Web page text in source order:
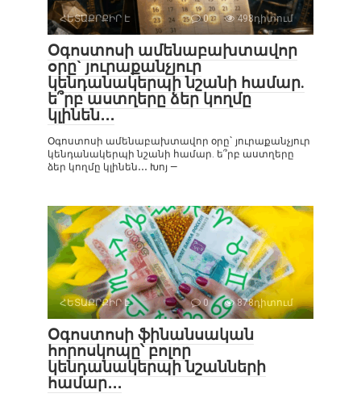
ՀԵՏԱՔՐՔԻՐ Է 0 498դիտում
Օգոստոսի ամենաբախտավոր
օրը` յուրաքանչյուր
կենդանակերպի նշանի համար.
ե՞րբ աստղերը ձեր կողմը
կլինեն․․․
Օգոստոսի ամենաբախտավոր օրը` յուրաքանչյուր
կենդանակերպի նշանի համար. ե՞րբ աստղերը
ձեր կողմը կլինեն․․․ Խոյ —
ՀԵՏԱՔՐՔԻՐ Է 0 878դիտում
Օգոստոսի ֆինանսական
հորոսկոպը՝ բոլոր
կենդանակերպի նշանների
համար․․․